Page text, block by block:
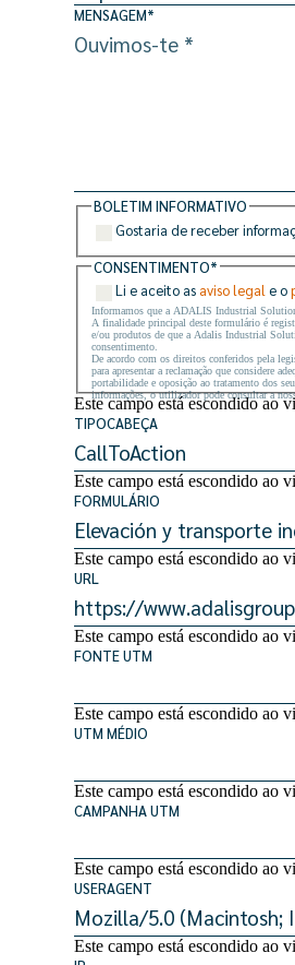
MENSAGEM*
BOLETIM INFORMATIVO
Gostaria de receber
CONSENTIMENTO*
Li e aceito as aviso legal e o
Informamos que a ADALIS Industrial
A finalidade principal deste formulário é
e/ou produtos de que a Adalis Industrial
consentimento.
De acordo com os direitos conferidos pela
para apresentar a reclamação que considere
portabilidade e oposição ao tratamento dos
informações, o utilizador pode consultar a
Este campo está escondido ao
TIPOCABEÇA
Este campo está escondido ao
FORMULÁRIO
Este campo está escondido ao
URL
Este campo está escondido ao
FONTE UTM
Este campo está escondido ao
UTM MÉDIO
Este campo está escondido ao
CAMPANHA UTM
Este campo está escondido ao
USERAGENT
Este campo está escondido ao